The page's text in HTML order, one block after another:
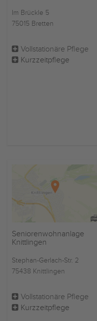
Im Brückle 5
75015 Bretten
Vollstationäre Pflege
Kurzzeitpflege
Seniorenwohnanlage
Knittlingen
Stephan-Gerlach-Str. 2
75438 Knittlingen
Vollstationäre Pflege
Kurzzeitpflege